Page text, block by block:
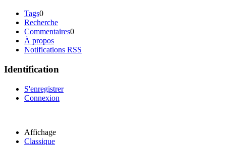
Tags0
Recherche
Commentaires0
À propos
Notifications RSS
Identification
S'enregistrer
Connexion
Affichage
Classique